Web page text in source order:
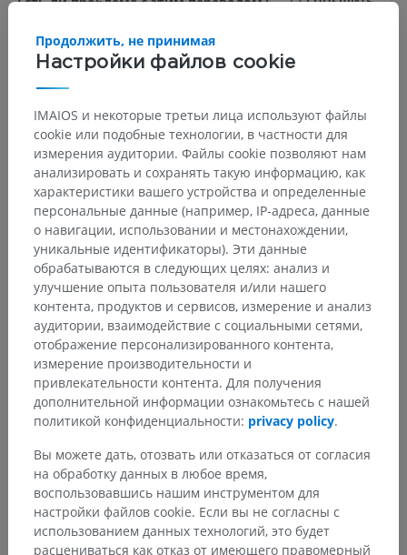
Анатомия человека 2
Человеческое тело> Systemata integrantia>
Сердечно-сосудистая система> Сердце>
Левый желудочек>
Pars trabecularis ventriculi sinistri
Основные структуры:
Musculi papillares ventriculi sinistri
Мясистые трабекулы
Заметили ошибку?
Не стесняйтесь предложить поправку, свою версию
Настройки файлов cookie
Продолжить, не принимая
IMAIOS и некоторые третьи лица используют файлы
cookie или подобные технологии, в частности для
измерения аудитории. Файлы cookie позволяют нам
анализировать и сохранять такую информацию, как
характеристики вашего устройства и определенные
персональные данные (например, IP-адреса, данные
о навигации, использовании и местонахождении,
уникальные идентификаторы). Эти данные
обрабатываются в следующих целях: анализ и
улучшение опыта пользователя и/или нашего
контента, продуктов и сервисов, измерение и анализ
аудитории, взаимодействие с социальными сетями,
отображение персонализированного контента,
измерение производительности и
привлекательности контента. Для получения
дополнительной информации ознакомьтесь с нашей
политикой конфиденциальности: privacy policy.
Вы можете дать, отозвать или отказаться от согласия
на обработку данных в любое время,
воспользовавшись нашим инструментом для
настройки файлов cookie. Если вы не согласны с
использованием данных технологий, это будет
расцениваться как отказ от имеющего правомерный